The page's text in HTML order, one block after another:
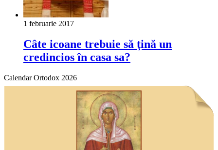
1 februarie 2017
Câte icoane trebuie să ţină un
credincios în casa sa?
Calendar Ortodox 2026